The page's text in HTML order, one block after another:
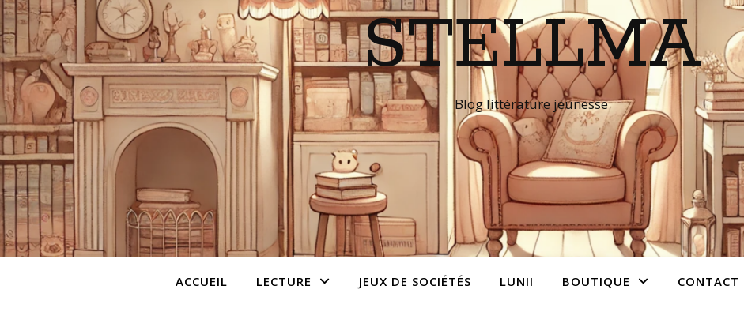
STELLMA
Blog littérature jeunesse
ACCUEIL LECTURE JEUX DE SOCIÉTÉS LUNII BOUTIQUE CONTACT